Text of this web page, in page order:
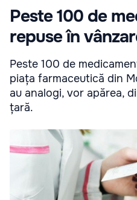
Peste 100 de
repuse în
Peste 100 de
piața farmaceutică din
au analogi, vor apărea,
țară.